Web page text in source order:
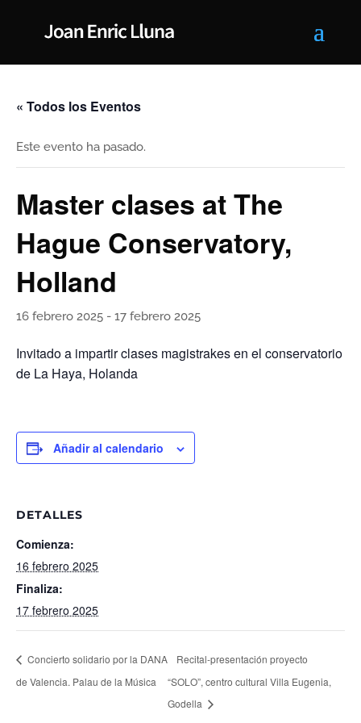
« Todos los Eventos
Este evento ha pasado.
Master clases at The
Hague Conservatory,
Holland
16 febrero 2025 - 17 febrero 2025
Invitado a impartir clases magistrakes en el conservatorio
de La Haya, Holanda
Añadir al calendario
DETALLES
Comienza:
16 febrero 2025
Finaliza:
17 febrero 2025
Concierto solidario por la DANA
de Valencia. Palau de la Música
Recital-presentación proyecto
“SOLO”, centro cultural Villa Eugenia,
Godella